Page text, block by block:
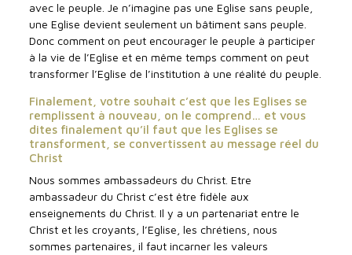
avec le peuple. Je n’imagine pas une Eglise sans peuple,
une Eglise devient seulement un bâtiment sans peuple.
Donc comment on peut encourager le peuple à participer
à la vie de l’Eglise et en même temps comment on peut
transformer l’Eglise de l’institution à une réalité du peuple.
Finalement, votre souhait c’est que les Eglises se
remplissent à nouveau, on le comprend… et vous
dites finalement qu’il faut que les Eglises se
transforment, se convertissent au message réel du
Christ
Nous sommes ambassadeurs du Christ. Etre
ambassadeur du Christ c’est être fidèle aux
enseignements du Christ. Il y a un partenariat entre le
Christ et les croyants, l’Eglise, les chrétiens, nous
sommes partenaires, il faut incarner les valeurs